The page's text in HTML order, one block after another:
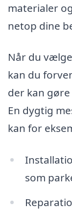
materialer
netop dine
Når du
kan du
der kan
En dygtig
kan for
som